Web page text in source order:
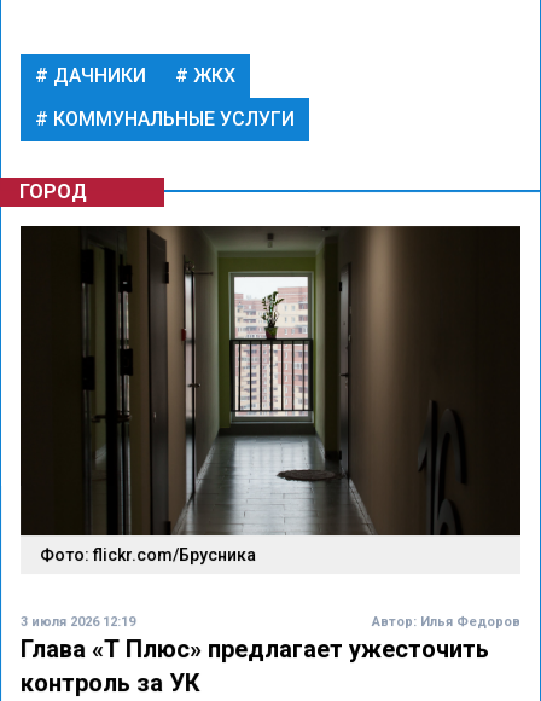
ДАЧНИКИ
ЖКХ
КОММУНАЛЬНЫЕ УСЛУГИ
ГОРОД
Фото: flickr.com/Брусника
3 июля 2026 12:19 Автор: Илья Федоров
Глава «Т Плюс» предлагает ужесточить
контроль за УК